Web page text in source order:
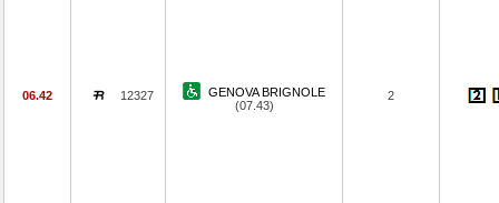
06.42 12327
GENOVA BRIGNOLE
(07.43)
2